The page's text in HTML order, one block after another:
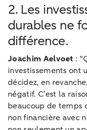
2. Les
durables ne
différence.
Joachim Aelvoet :
investissements ont
décidez, en
négatif. C’est la
beaucoup de temps
non financière avec